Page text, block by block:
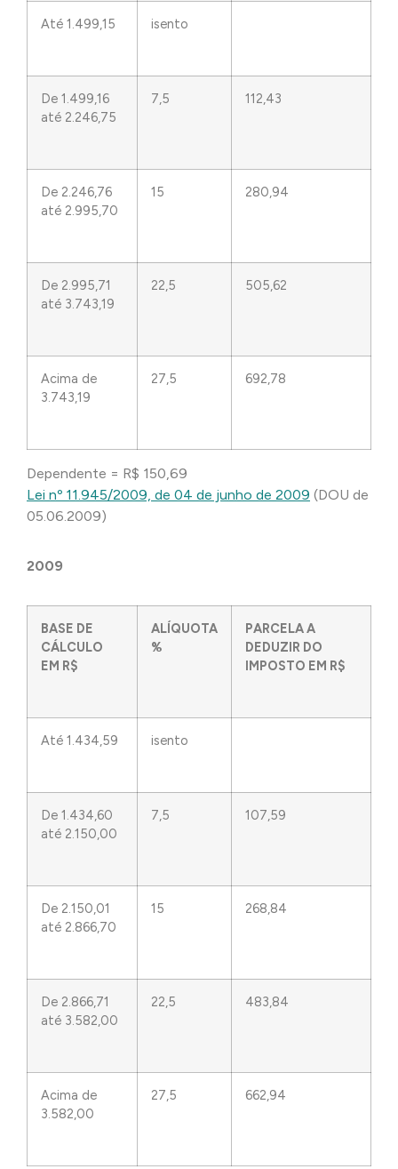
Até 1.499,15 isento
De 1.499,16
até 2.246,75
7,5 112,43
De 2.246,76
até 2.995,70
15 280,94
De 2.995,71
até 3.743,19
22,5 505,62
Acima de
3.743,19
27,5 692,78
Dependente = R$ 150,69
Lei nº 11.945/2009, de 04 de junho de 2009 (DOU de
05.06.2009)
2009
BASE DE
CÁLCULO
EM R$
ALÍQUOTA
%
PARCELA A
DEDUZIR DO
IMPOSTO EM R$
Até 1.434,59 isento
De 1.434,60
até 2.150,00
7,5 107,59
De 2.150,01
até 2.866,70
15 268,84
De 2.866,71
até 3.582,00
22,5 483,84
Acima de
3.582,00
27,5 662,94